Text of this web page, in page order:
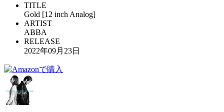
TITLE
Gold [12 inch Analog]
ARTIST
ABBA
RELEASE
2022年09月23日